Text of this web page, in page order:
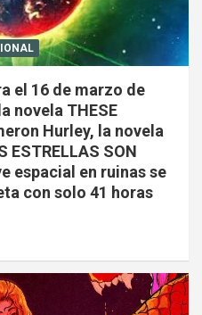
el 16 de marzo de
novela THESE
Hurley, la novela
SON
espacial en ruinas se
con solo 41 horas